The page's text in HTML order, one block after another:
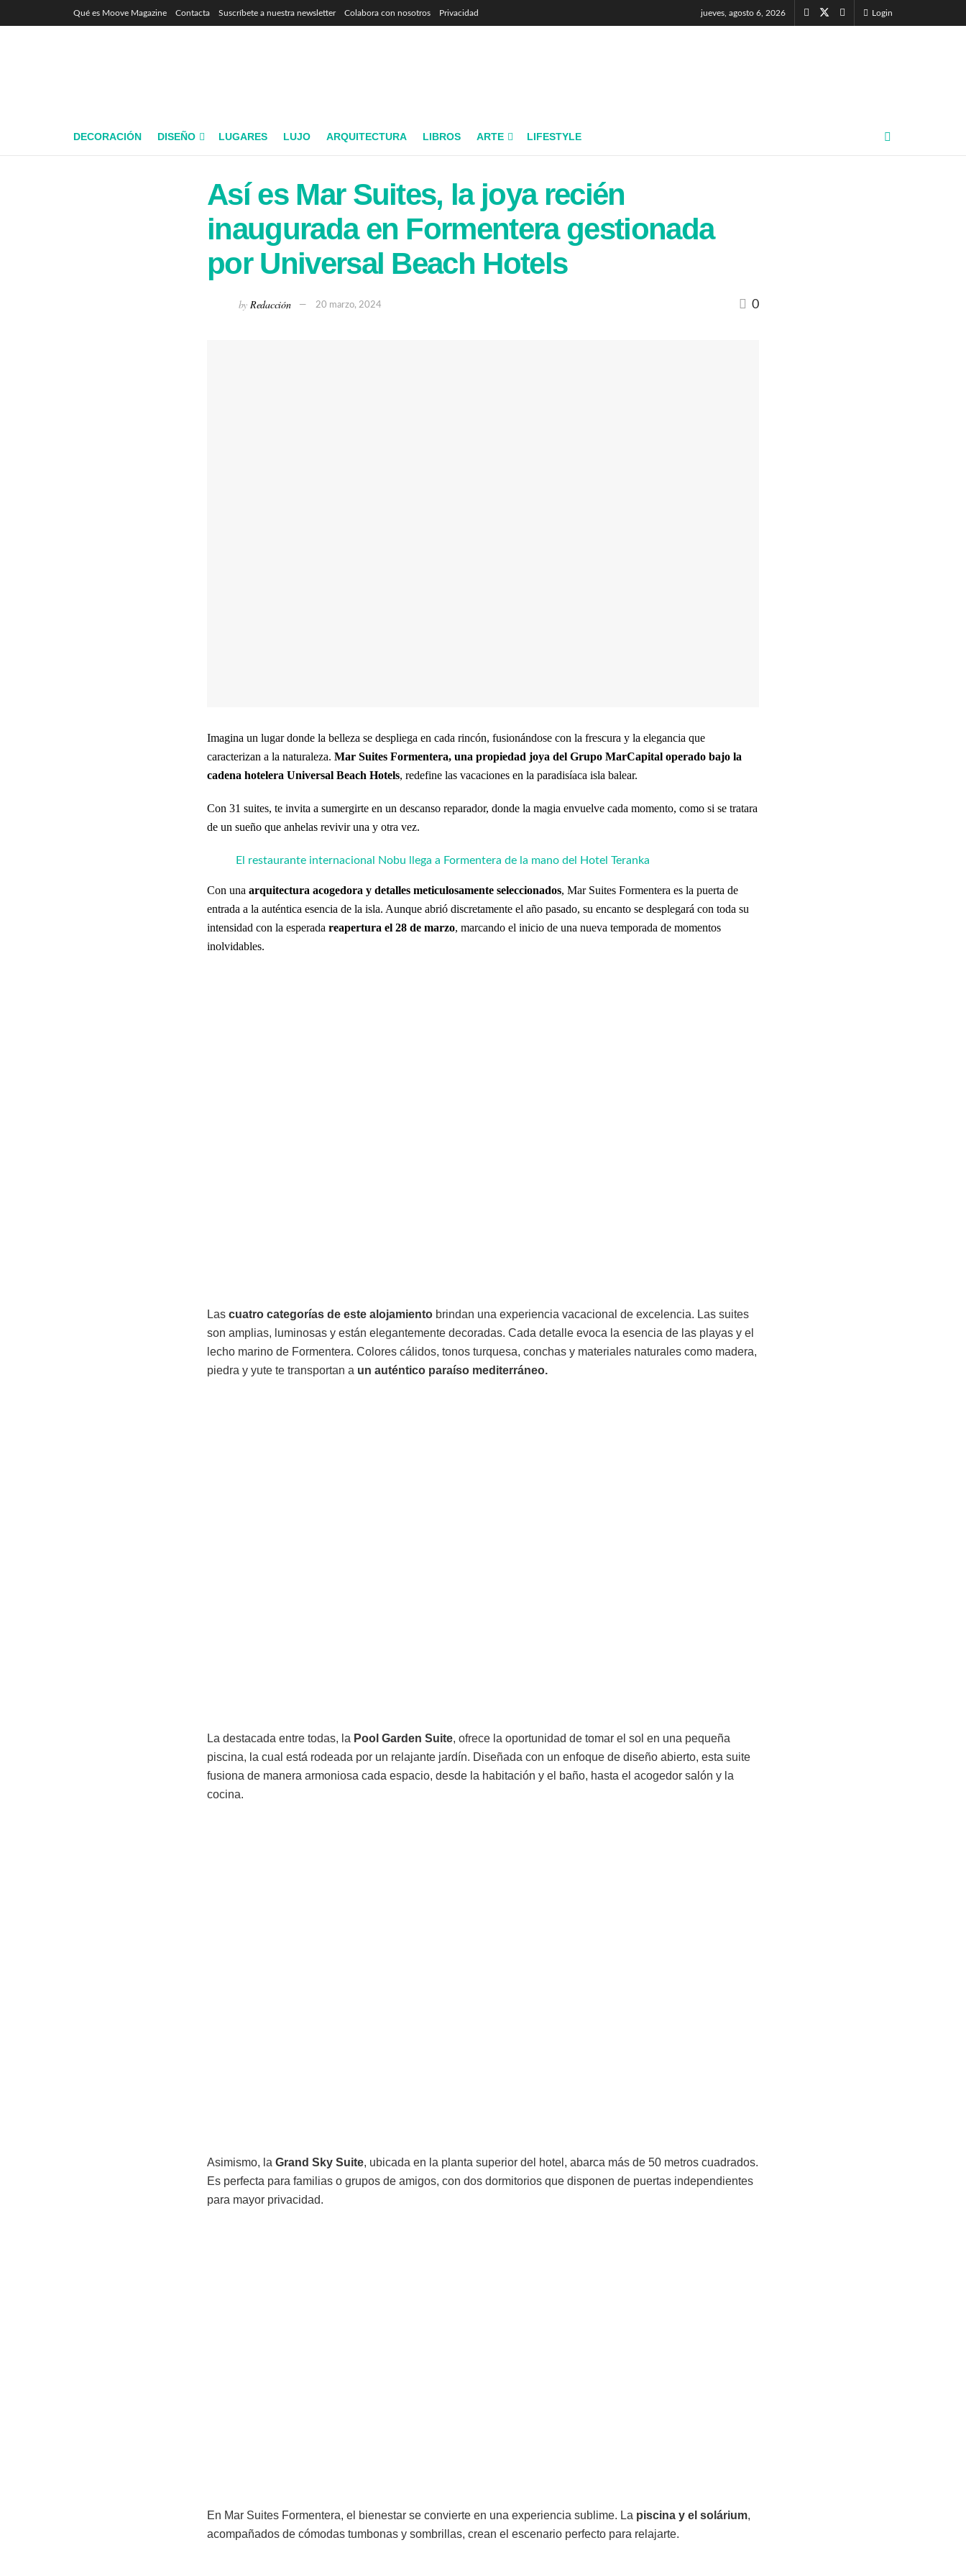
Qué es Moove Magazine Contacta Suscríbete a nuestra newsletter Colabora con nosotros Privacidad jueves, agosto 6, 2026 Login
DECORACIÓN DISEÑO LUGARES LUJO ARQUITECTURA LIBROS ARTE LIFESTYLE
Así es Mar Suites, la joya recién
inaugurada en Formentera gestionada
por Universal Beach Hotels
by Redacción 20 marzo, 2024 0
Imagina un lugar donde la belleza se despliega en cada rincón, fusionándose con la frescura y la elegancia que
caracterizan a la naturaleza. Mar Suites Formentera, una propiedad joya del Grupo MarCapital operado bajo la
cadena hotelera Universal Beach Hotels, redefine las vacaciones en la paradisíaca isla balear.
Con 31 suites, te invita a sumergirte en un descanso reparador, donde la magia envuelve cada momento, como si se tratara
de un sueño que anhelas revivir una y otra vez.
El restaurante internacional Nobu llega a Formentera de la mano del Hotel Teranka
Con una arquitectura acogedora y detalles meticulosamente seleccionados, Mar Suites Formentera es la puerta de
entrada a la auténtica esencia de la isla. Aunque abrió discretamente el año pasado, su encanto se desplegará con toda su
intensidad con la esperada reapertura el 28 de marzo, marcando el inicio de una nueva temporada de momentos
inolvidables.
Las cuatro categorías de este alojamiento brindan una experiencia vacacional de excelencia. Las suites
son amplias, luminosas y están elegantemente decoradas. Cada detalle evoca la esencia de las playas y el
lecho marino de Formentera. Colores cálidos, tonos turquesa, conchas y materiales naturales como madera,
piedra y yute te transportan a un auténtico paraíso mediterráneo.
La destacada entre todas, la Pool Garden Suite, ofrece la oportunidad de tomar el sol en una pequeña
piscina, la cual está rodeada por un relajante jardín. Diseñada con un enfoque de diseño abierto, esta suite
fusiona de manera armoniosa cada espacio, desde la habitación y el baño, hasta el acogedor salón y la
cocina.
Asimismo, la Grand Sky Suite, ubicada en la planta superior del hotel, abarca más de 50 metros cuadrados.
Es perfecta para familias o grupos de amigos, con dos dormitorios que disponen de puertas independientes
para mayor privacidad.
En Mar Suites Formentera, el bienestar se convierte en una experiencia sublime. La piscina y el solárium,
acompañados de cómodas tumbonas y sombrillas, crean el escenario perfecto para relajarte.